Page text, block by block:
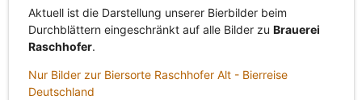
Aktuell ist die Darstellung unserer Bierbilder beim
Durchblättern eingeschränkt auf alle Bilder zu Brauerei
Raschhofer.
Nur Bilder zur Biersorte Raschhofer Alt - Bierreise
Deutschland